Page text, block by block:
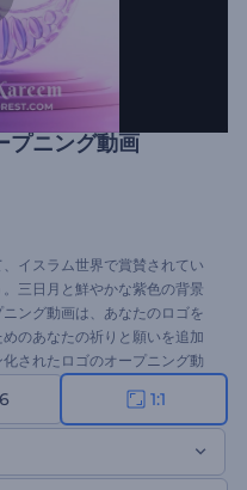
プニング動画
イスラム世界で賞賛されてい
三日月と鮮やかな紫色の背景
ング動画は、あなたのロゴを
のあなたの祈りと願いを追加
されたロゴのオープニング動
する必要があります。休日の
シャル、お祝いの招待状、お
ぐ試してみてください！
1:1